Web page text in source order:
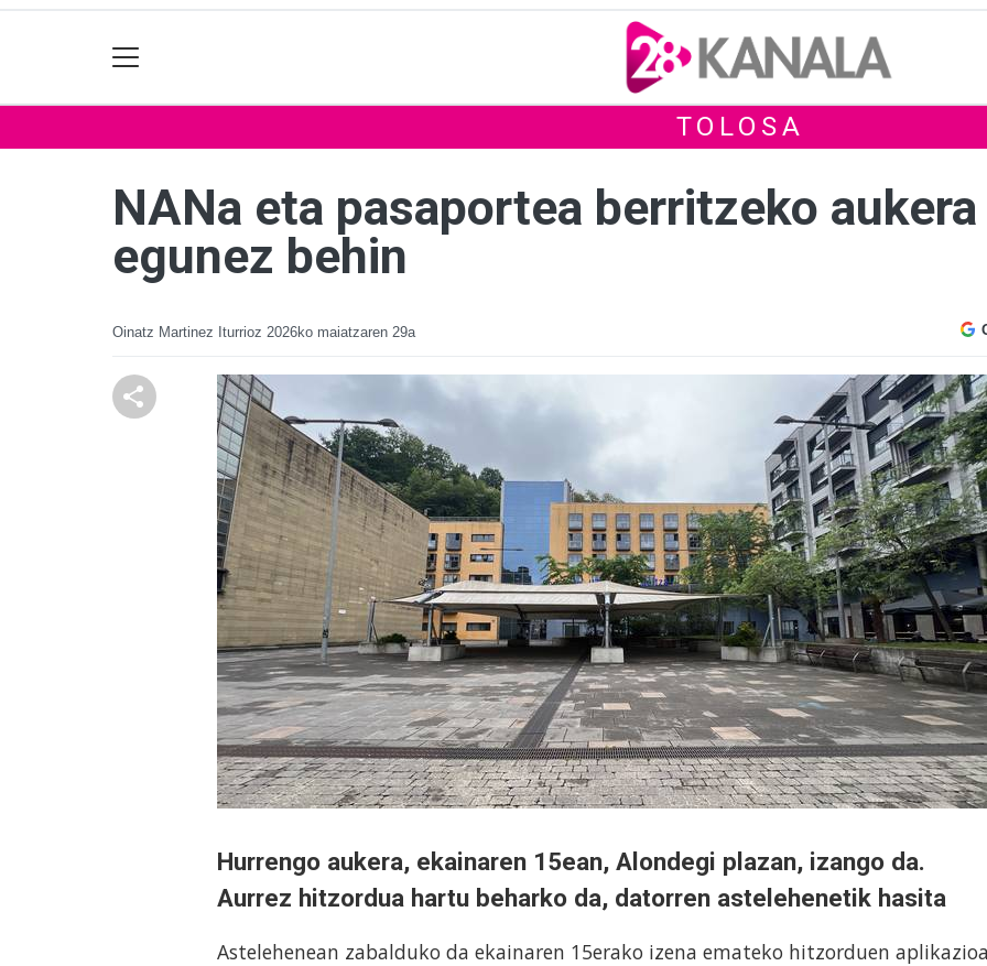
TOLOSA
NANa eta pasaportea berritzeko
egunez behin
Oinatz Martinez Iturrioz 2026ko maiatzaren 29a
Hurrengo aukera, ekainaren 15ean, Alondegi plazan, izango da.
Aurrez hitzordua hartu beharko da, datorren astelehenetik hasita
Astelehenean zabalduko da ekainaren 15erako izena emateko hitzorduen